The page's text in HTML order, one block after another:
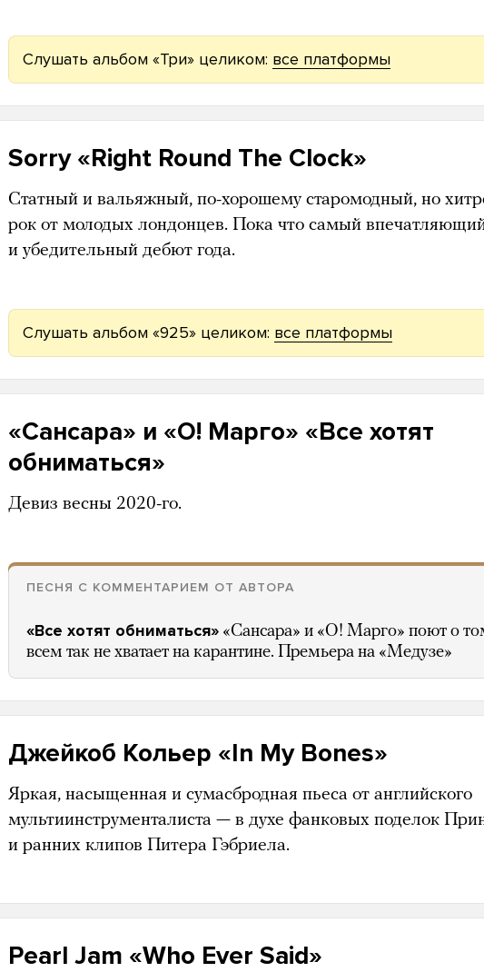
Слушать альбом «Три» целиком: все платформы
Sorry «Right Round The Clock»
Статный и вальяжный, по-хорошему старомодный, но
рок от молодых лондонцев. Пока что самый
и убедительный дебют года.
Слушать альбом «925» целиком: все платформы
«Сансара» и «О! Марго» «Все хотят
обниматься»
Девиз весны 2020-го.
ПЕСНЯ С КОММЕНТАРИЕМ ОТ АВТОРА
«Все хотят обниматься» «Сансара» и «О! Марго» поют о
всем так не хватает на карантине. Премьера на «Медузе»
Джейкоб Кольер «In My Bones»
Яркая, насыщенная и сумасбродная пьеса от английского
мультиинструменталиста — в духе фанковых поделок
и ранних клипов Питера Гэбриела.
Pearl Jam «Who Ever Said»